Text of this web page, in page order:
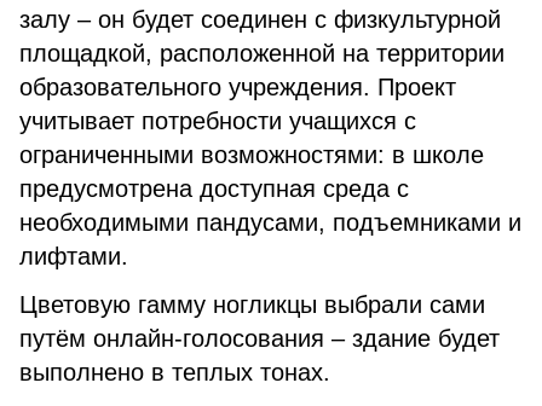
залу – он будет соединен с физкультурной
площадкой, расположенной на территории
образовательного учреждения. Проект
учитывает потребности учащихся с
ограниченными возможностями: в школе
предусмотрена доступная среда с
необходимыми пандусами, подъемниками и
лифтами.
Цветовую гамму ногликцы выбрали сами
путём онлайн-голосования – здание будет
выполнено в теплых тонах.